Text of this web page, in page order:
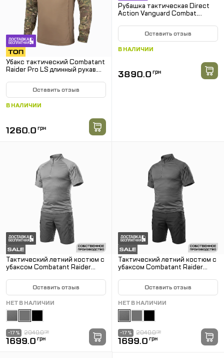
Убакс тактический Combatant
Raider Pro LS длинный рукав.
Оставить отзыв
В НАЛИЧИИ
1260.0 грн
Рубашка тактическая Direct
Action Vanguard Combat.
Оставить отзыв
В НАЛИЧИИ
3890.0 грн
Тактический летний костюм с
убаксом Combatant Raider
шортами Rip-Stop PolyCotton
SPECPROM. Койот
Оставить отзыв
НЕТ В НАЛИЧИИ
2040.0грн
-17 %
1699.0 грн
Тактический летний костюм с
убаксом Combatant Raider
шортами Rip-Stop PolyCotton
SPECPROM. Олива
Оставить отзыв
НЕТ В НАЛИЧИИ
2040.0грн
-17 %
1699.0 грн